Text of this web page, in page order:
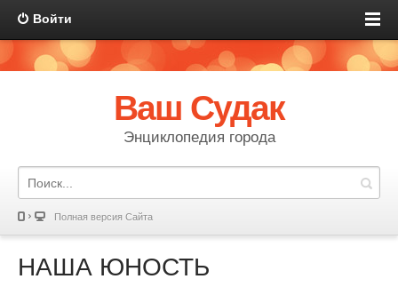
Войти
Ваш Судак
Энциклопедия города
Полная версия Сайта
НАША ЮНОСТЬ